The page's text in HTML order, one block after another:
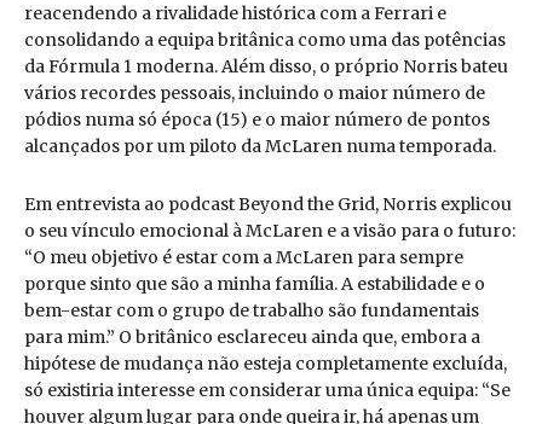
reacendendo a rivalidade histórica com a Ferrari e
consolidando a equipa britânica como uma das potências
da Fórmula 1 moderna. Além disso, o próprio Norris bateu
vários recordes pessoais, incluindo o maior número de
pódios numa só época (15) e o maior número de pontos
alcançados por um piloto da McLaren numa temporada.
Em entrevista ao podcast Beyond the Grid, Norris explicou
o seu vínculo emocional à McLaren e a visão para o futuro:
“O meu objetivo é estar com a McLaren para sempre
porque sinto que são a minha família. A estabilidade e o
bem-estar com o grupo de trabalho são fundamentais
para mim.” O britânico esclareceu ainda que, embora a
hipótese de mudança não esteja completamente excluída,
só existiria interesse em considerar uma única equipa: “Se
houver algum lugar para onde queira ir, há apenas um